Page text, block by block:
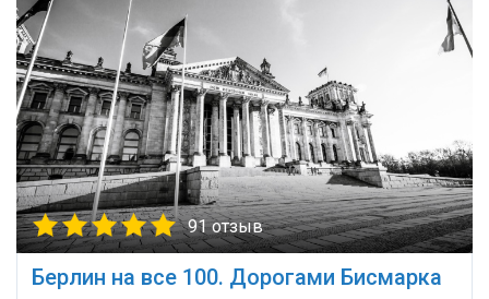
91 отзыв
Берлин на все 100. Дорогами Бисмарка